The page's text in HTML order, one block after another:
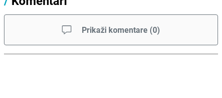
Prikaži komentare (0)